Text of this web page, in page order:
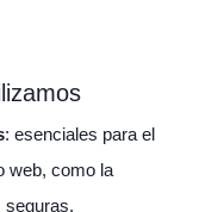
: esenciales para el
web, como la
seguras.